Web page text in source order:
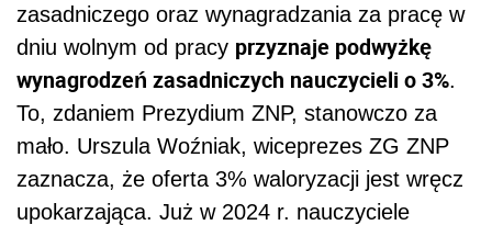
zasadniczego oraz wynagradzania za pracę w
dniu wolnym od pracy przyznaje podwyżkę
wynagrodzeń zasadniczych nauczycieli o 3%.
To, zdaniem Prezydium ZNP, stanowczo za
mało. Urszula Woźniak, wiceprezes ZG ZNP
zaznacza, że oferta 3% waloryzacji jest wręcz
upokarzająca. Już w 2024 r. nauczyciele